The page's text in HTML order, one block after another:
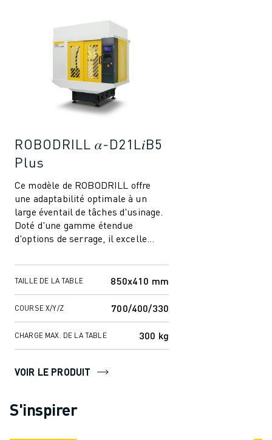
ROBODRILL 𝛼-D21L𝑖B5
Plus
Ce modèle de ROBODRILL offre
une adaptabilité optimale à un
large éventail de tâches d'usinage.
Doté d'une gamme étendue
d'options de serrage, il excelle
grande tail...
TAILLE DE LA TABLE 850x410 mm
COURSE X/Y/Z 700/400/330
CHARGE MAX. DE LA TABLE 300 kg
VOIR LE PRODUIT
S'inspirer